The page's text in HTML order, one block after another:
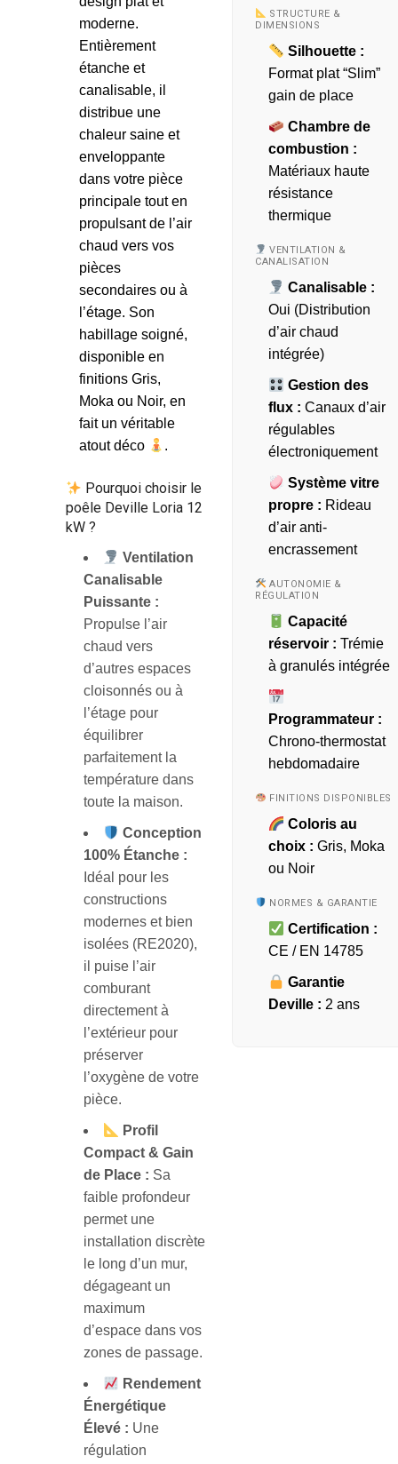
moderne.
Entièrement
étanche et
canalisable, il
distribue une
chaleur saine et
enveloppante
dans votre pièce
principale tout en
propulsant de l’air
chaud vers vos
pièces
secondaires ou à
l’étage. Son
habillage soigné,
disponible en
finitions Gris,
Moka ou Noir, en
fait un véritable
atout déco
.
Pourquoi choisir le
poêle Deville Loria 12
kW ?
Ventilation
Canalisable
Puissante :
Propulse l’air
chaud vers
d’autres espaces
cloisonnés ou à
l’étage pour
équilibrer
parfaitement la
température dans
toute la maison.
Conception
100% Étanche :
Idéal pour les
constructions
modernes et bien
isolées (RE2020),
il puise l’air
comburant
directement à
l’extérieur pour
préserver
l’oxygène de votre
pièce.
Profil
Compact & Gain
de Place : Sa
faible profondeur
permet une
installation discrète
le long d’un mur,
dégageant un
maximum
d’espace dans vos
zones de passage.
Rendement
Énergétique
Élevé : Une
régulation
STRUCTURE &
DIMENSIONS
Silhouette :
Format plat “Slim”
gain de place
Chambre de
combustion :
Matériaux haute
résistance
thermique
VENTILATION &
CANALISATION
Canalisable :
Oui (Distribution
d’air chaud
intégrée)
Gestion des
flux : Canaux d’air
régulables
électroniquement
Système vitre
propre : Rideau
d’air anti-
encrassement
AUTONOMIE &
RÉGULATION
Capacité
réservoir : Trémie
à granulés intégrée
Programmateur :
Chrono-thermostat
hebdomadaire
FINITIONS DISPONIBLES
Coloris au
choix : Gris, Moka
ou Noir
NORMES & GARANTIE
Certification :
CE / EN 14785
Garantie
Deville : 2 ans